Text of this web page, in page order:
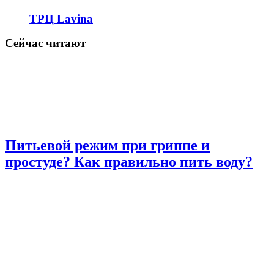
ТРЦ Lavina
Сейчас читают
Питьевой режим при гриппе и
простуде? Как правильно пить воду?